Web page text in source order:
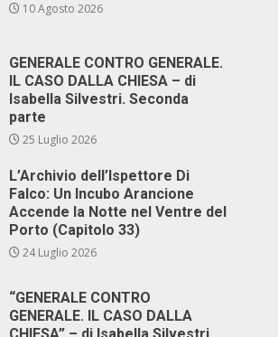
10 Agosto 2026
GENERALE CONTRO GENERALE.
IL CASO DALLA CHIESA – di
Isabella Silvestri. Seconda
parte
25 Luglio 2026
L’Archivio dell’Ispettore Di
Falco: Un Incubo Arancione
Accende la Notte nel Ventre del
Porto (Capitolo 33)
24 Luglio 2026
“GENERALE CONTRO
GENERALE. IL CASO DALLA